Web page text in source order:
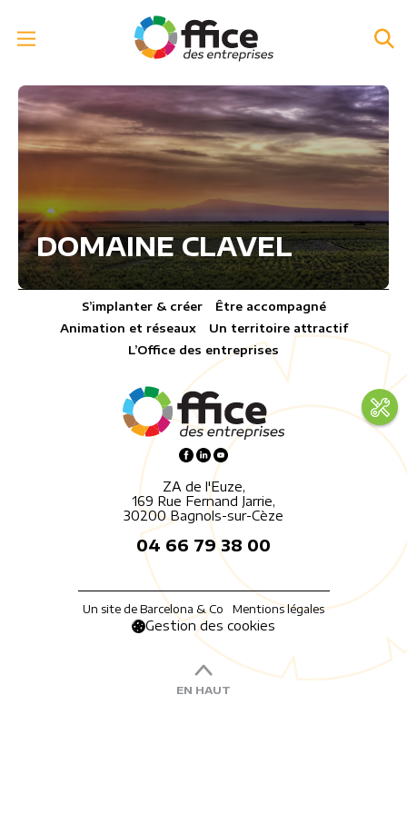
DOMAINE CLAVEL
S’implanter & créer
Être accompagné
Animation et réseaux
Un territoire attractif
L’Office des entreprises
ZA de l'Euze,
169 Rue Fernand Jarrie,
30200 Bagnols-sur-Cèze
04 66 79 38 00
Un site de Barcelona & Co Mentions légales
Gestion des cookies
EN HAUT